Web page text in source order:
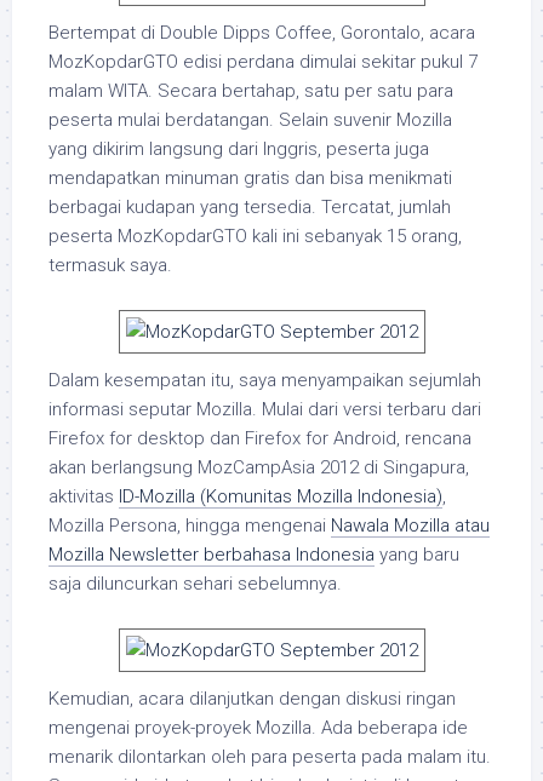
Bertempat di Double Dipps Coffee, Gorontalo, acara
MozKopdarGTO edisi perdana dimulai sekitar pukul 7
malam WITA. Secara bertahap, satu per satu para
peserta mulai berdatangan. Selain suvenir Mozilla
yang dikirim langsung dari Inggris, peserta juga
mendapatkan minuman gratis dan bisa menikmati
berbagai kudapan yang tersedia. Tercatat, jumlah
peserta MozKopdarGTO kali ini sebanyak 15 orang,
termasuk saya.
Dalam kesempatan itu, saya menyampaikan sejumlah
informasi seputar Mozilla. Mulai dari versi terbaru dari
Firefox for desktop dan Firefox for Android, rencana
akan berlangsung MozCampAsia 2012 di Singapura,
aktivitas ID-Mozilla (Komunitas Mozilla Indonesia),
Mozilla Persona, hingga mengenai Nawala Mozilla atau
Mozilla Newsletter berbahasa Indonesia yang baru
saja diluncurkan sehari sebelumnya.
Kemudian, acara dilanjutkan dengan diskusi ringan
mengenai proyek-proyek Mozilla. Ada beberapa ide
menarik dilontarkan oleh para peserta pada malam itu.